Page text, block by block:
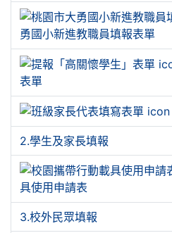
勇國小新進教職員填報表單
表單
2.學生及家長填報
具使用申請表
3.校外民眾填報